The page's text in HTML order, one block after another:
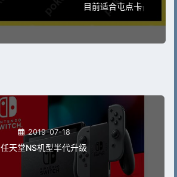
目前适合屯点卡
2019-07-18
任天堂NS机型半代升级